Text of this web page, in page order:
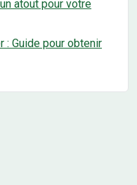
atout pour votre
: Guide pour obtenir